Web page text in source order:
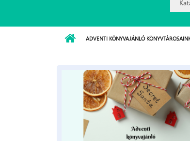
ADVENTI KÖNYVAJÁNLÓ